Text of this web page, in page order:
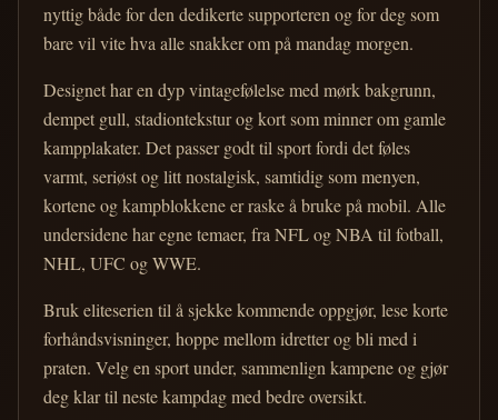
nyttig både for den dedikerte supporteren og for deg som
bare vil vite hva alle snakker om på mandag morgen.
Designet har en dyp vintagefølelse med mørk bakgrunn,
dempet gull, stadiontekstur og kort som minner om gamle
kampplakater. Det passer godt til sport fordi det føles
varmt, seriøst og litt nostalgisk, samtidig som menyen,
kortene og kampblokkene er raske å bruke på mobil. Alle
undersidene har egne temaer, fra NFL og NBA til fotball,
NHL, UFC og WWE.
Bruk eliteserien til å sjekke kommende oppgjør, lese korte
forhåndsvisninger, hoppe mellom idretter og bli med i
praten. Velg en sport under, sammenlign kampene og gjør
deg klar til neste kampdag med bedre oversikt.